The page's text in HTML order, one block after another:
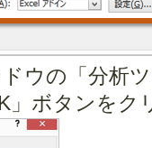
ドウの「分析
」ボタンをク